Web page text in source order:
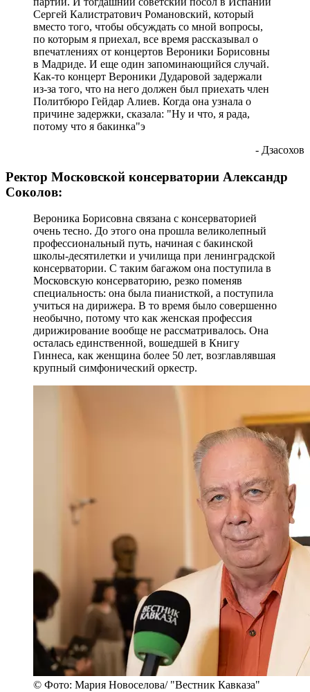
Сергей Калистратович Романовский, который
вместо того, чтобы обсуждать со мной вопросы,
по которым я приехал, все время рассказывал о
впечатлениях от концертов Вероники Борисовны
в Мадриде. И еще один запоминающийся случай.
Как-то концерт Вероники Дударовой задержали
из-за того, что на него должен был приехать член
Политбюро Гейдар Алиев. Когда она узнала о
причине задержки, сказала: "Ну и что, я рада,
потому что я бакинка"э
- Дзасохов
Ректор Московской консерватории Александр
Соколов:
Вероника Борисовна связана с консерваторией
очень тесно. До этого она прошла великолепный
профессиональный путь, начиная с бакинской
школы-десятилетки и училища при ленинградской
консерватории. С таким багажом она поступила в
Московскую консерваторию, резко поменяв
специальность: она была пианисткой, а поступила
учиться на дирижера. В то время было совершенно
необычно, потому что как женская профессия
дирижирование вообще не рассматривалось. Она
осталась единственной, вошедшей в Книгу
Гиннеса, как женщина более 50 лет, возглавлявшая
крупный симфонический оркестр.
© Фото: Мария Новоселова/ "Вестник Кавказа"